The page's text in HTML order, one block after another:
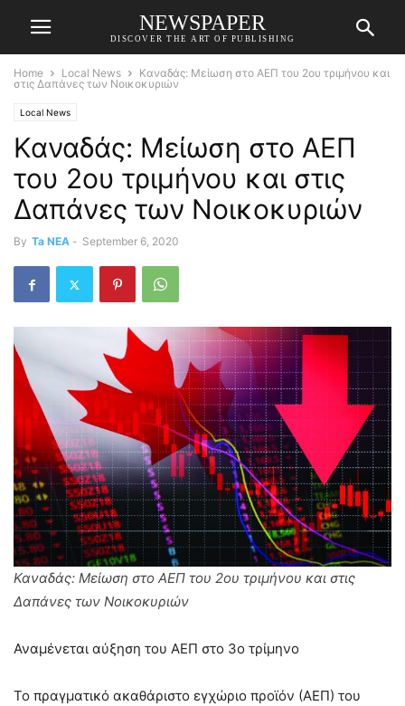
NEWSPAPER
DISCOVER THE ART OF PUBLISHING
Home Local News
Καναδάς: Μείωση στο ΑΕΠ του 2ου τριμήνου και
στις Δαπάνες των Νοικοκυριών
Local News
Καναδάς: Μείωση στο ΑΕΠ
του 2ου τριμήνου και στις
Δαπάνες των Νοικοκυριών
By Ta NEA - September 6, 2020
Καναδάς: Μείωση στο ΑΕΠ του 2ου τριμήνου και στις
Δαπάνες των Νοικοκυριών
Αναμένεται αύξηση του ΑΕΠ στο 3ο τρίμηνο
Το πραγματικό ακαθάριστο εγχώριο προϊόν (ΑΕΠ) του